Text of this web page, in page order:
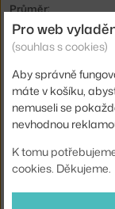
Průměr:
Velikost svítidla:
Materiál:
Délka kabelu:
Obsahuje stropní
Pro web
(souhlas s cookies)
Aby správně
máte v košíku,
nemuseli se
nevhodnou
K tomu
cookies. Děkujeme.